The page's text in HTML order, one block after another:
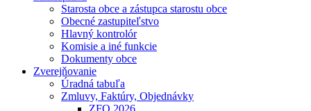
Starosta obce a zástupca starostu obce
Obecné zastupiteľstvo
Hlavný kontrolór
Komisie a iné funkcie
Dokumenty obce
Zverejňovanie
Úradná tabuľa
Zmluvy, Faktúry, Objednávky
ZFO 2026